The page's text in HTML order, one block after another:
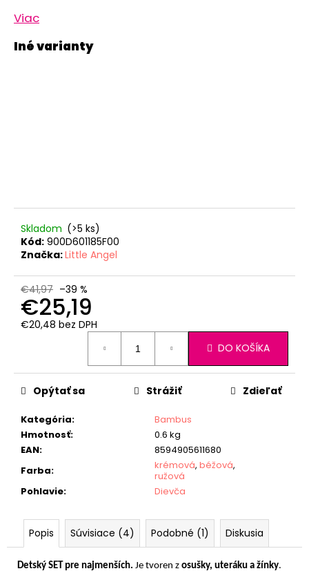
Viac
Skladom (>5 ks)
Kód: 900D601185F00
Značka:Little Angel
€41,97 –39 %
€25,19
€20,48 bez DPH
DO KOŠÍKA
Kategória:
Bambus
Hmotnosť:
0.6 kg
EAN:
8594905611680
Farba: krémová, béžová,
ružová
Pohlavie: Dievča
Opýtať sa Strážiť Zdieľať
Popis Súvisiace (4) Podobné (1) Diskusia
Detský SET pre najmenších. Je tvoren z osušky, uteráku a žínky.